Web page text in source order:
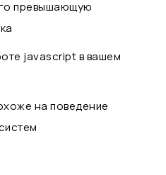
превышающую
javascript в вашем
на поведение